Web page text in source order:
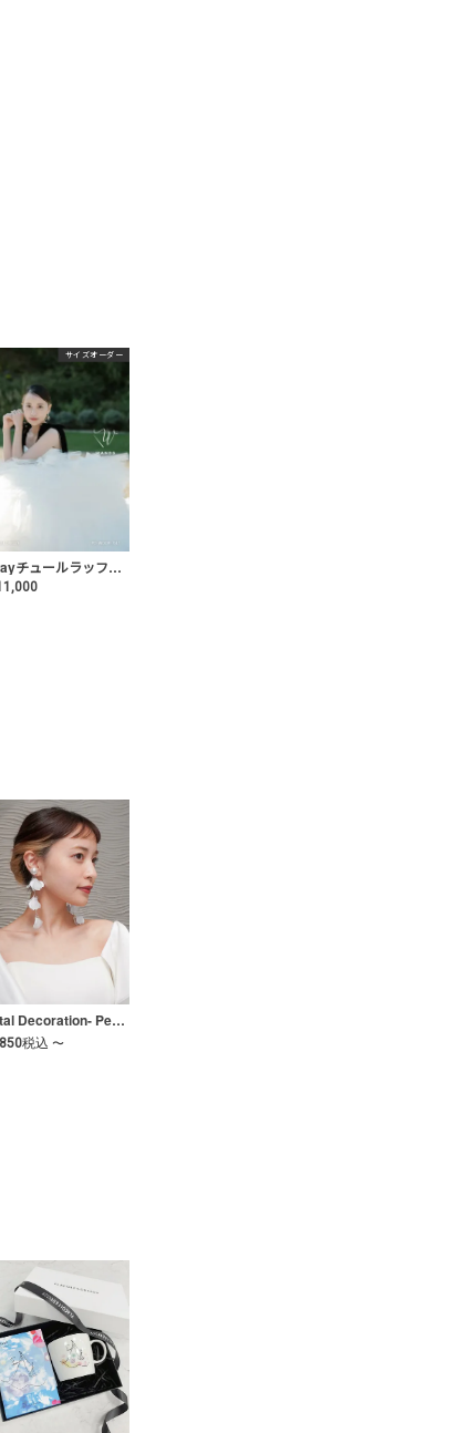
サイズオーダー
2wayチュールラッフルドレス〈PD-WDOR-341〉
Petal Decoration- Pearl【JA-COER-3】
税込 〜